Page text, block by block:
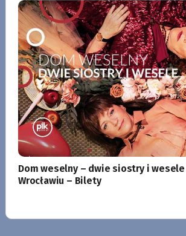
Dom weselny – dwie siostry i
Wrocławiu – Bilety